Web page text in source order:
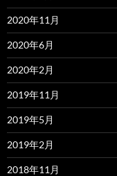
2020年11月
2020年6月
2020年2月
2019年11月
2019年5月
2019年2月
2018年11月